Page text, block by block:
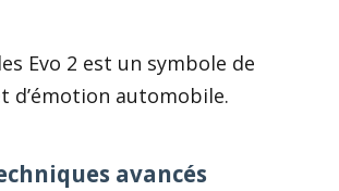
Evo 2 est un symbole de
d’émotion automobile.
avancés